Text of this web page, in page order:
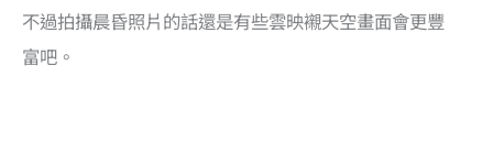
不過拍攝晨昏照片的話還是有些雲映襯天空畫面會更豐
富吧。